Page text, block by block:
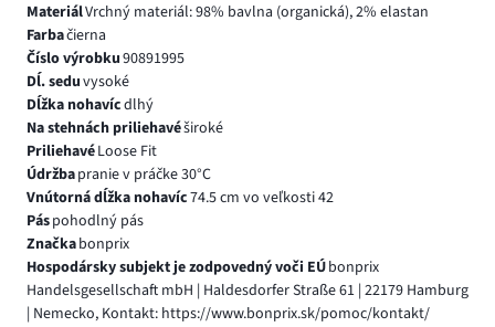
MateriálVrchný materiál: 98% bavlna (organická), 2% elastan
Farbačierna
Číslo výrobku90891995
Dĺ. seduvysoké
Dĺžka nohavícdlhý
Na stehnách priliehavéširoké
PriliehavéLoose Fit
Údržbapranie v práčke 30°C
Vnútorná dĺžka nohavíc74.5 cm vo veľkosti 42
Páspohodlný pás
Značkabonprix
Hospodársky subjekt je zodpovedný voči EÚbonprix
Handelsgesellschaft mbH | Haldesdorfer Straße 61 | 22179 Hamburg
| Nemecko, Kontakt: https://www.bonprix.sk/pomoc/kontakt/